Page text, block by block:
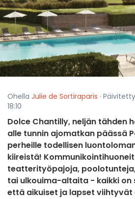
Ohella Julie de Sortiraparis ·
18:10
Dolce Chantilly, neljän tähden
alle tunnin ajomatkan päässä
perheille todellisen
kiireistä!
teatterityöpajoja,
tai ulkouima-altaita - kaikki on
että aikuiset ja lapset viihtyvät